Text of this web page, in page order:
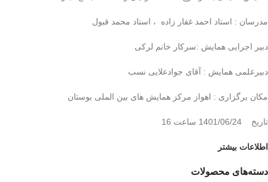
دسته‌های محصولات
مدرسان : استاد احمد غفار زاده ، استاد محمد قبول
دبیر اجرایی همایش :سرکار خانم لرکی
دبیرعلمی همایش : آقای جوادعلایی نسب
مکان برگزاری : اهواز مرکز همایش های بین الملی بوستان
تاریخ 1401/06/24 ساعت 16
اطلاعات بیشتر